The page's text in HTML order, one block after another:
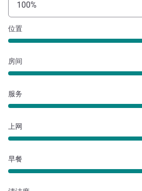
100%
位置
房间
服务
上网
早餐